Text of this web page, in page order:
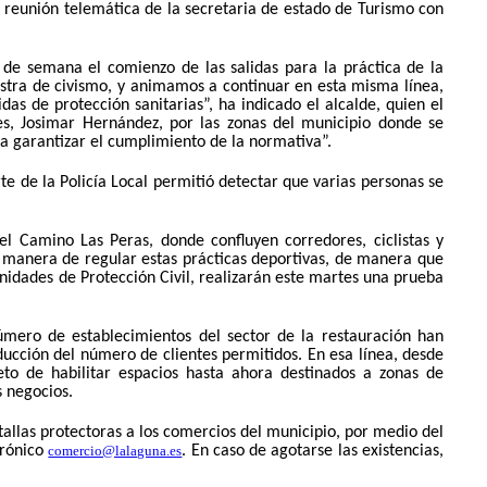
telemática de la secretaria de estado de Turismo con
semana el comienzo de las salidas para la práctica de la
de civismo, y animamos a continuar en esta misma línea,
de protección sanitarias”, ha indicado el alcalde, quien el
Josimar Hernández, por las zonas del municipio donde se
garantizar el cumplimiento de la normativa”.
de la Policía Local permitió detectar que varias personas se
Las Peras, donde confluyen corredores, ciclistas y
de regular estas prácticas deportivas, de manera que
de Protección Civil, realizarán este martes una prueba
de establecimientos del sector de la restauración han
del número de clientes permitidos. En esa línea, desde
de habilitar espacios hasta ahora destinados a zonas de
protectoras a los comercios del municipio, por medio del
comercio@lalaguna.es. En caso de agotarse las existencias,